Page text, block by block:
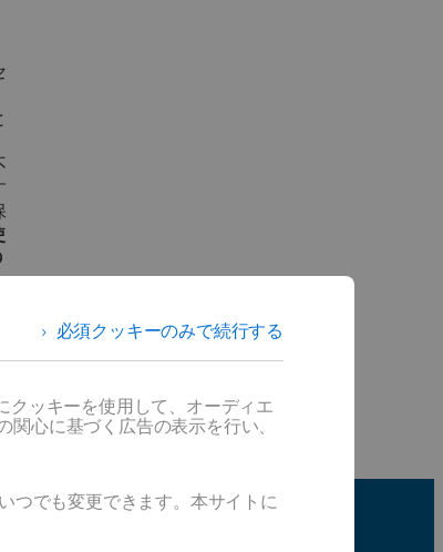
必須クッキーのみで続行する
クッキーを使用して、オーディエ
心に基づく広告の表示を行い、
つでも変更できます。本サイトに